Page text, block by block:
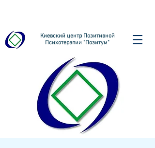
Киевский центр Позитивной
Психотерапии "Позитум"